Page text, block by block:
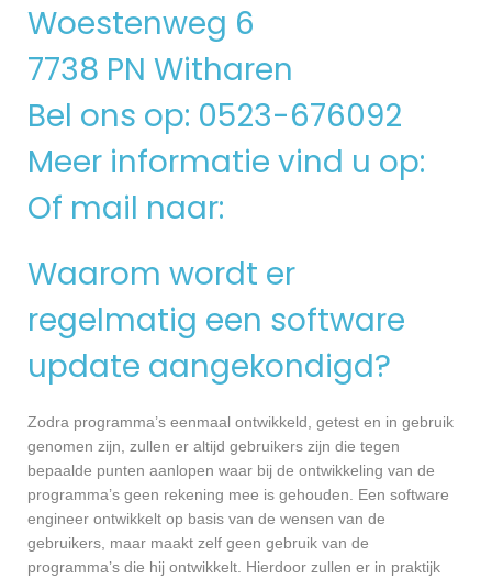
Woestenweg 6
7738 PN Witharen
Bel ons op: 0523-676092
Meer informatie vind u op:
Of mail naar:
Waarom wordt er
regelmatig een software
update aangekondigd?
Zodra programma’s eenmaal ontwikkeld, getest en in gebruik
genomen zijn, zullen er altijd gebruikers zijn die tegen
bepaalde punten aanlopen waar bij de ontwikkeling van de
programma’s geen rekening mee is gehouden. Een software
engineer ontwikkelt op basis van de wensen van de
gebruikers, maar maakt zelf geen gebruik van de
programma’s die hij ontwikkelt. Hierdoor zullen er in praktijk